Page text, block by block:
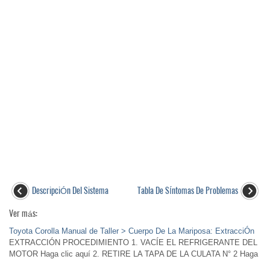
DescripciÓn Del Sistema
Tabla De SÍntomas De Problemas
Ver más:
Toyota Corolla Manual de Taller > Cuerpo De La Mariposa: ExtracciÓn
EXTRACCIÓN PROCEDIMIENTO 1. VACÍE EL REFRIGERANTE DEL
MOTOR Haga clic aquí 2. RETIRE LA TAPA DE LA CULATA N° 2 Haga